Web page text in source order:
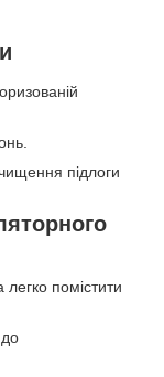
підлоги
помістити
до